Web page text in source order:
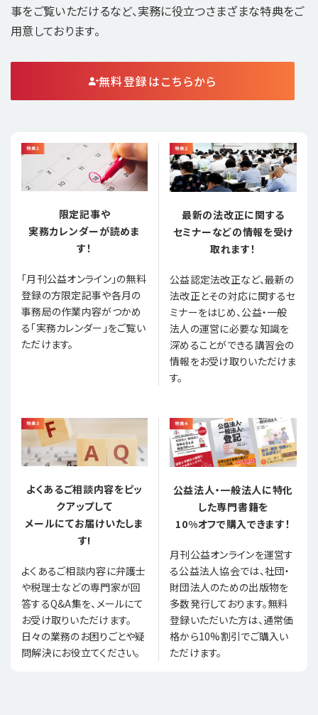
事をご覧いただけるなど、実務に役立つさまざまな特典をご
用意しております。
無料登録はこちらから
限定記事や
実務カレンダーが読めま
す！
「月刊公益オンライン」の無料
登録の方限定記事や各月の
事務局の作業内容がつかめ
る「実務カレンダー」をご覧い
ただけます。
最新の法改正に関する
セミナーなどの情報を受け
取れます！
公益認定法改正など、最新の
法改正とその対応に関するセ
ミナーをはじめ、公益・一般
法人の運営に必要な知識を
深めることができる講習会の
情報をお受け取りいただけま
す。
よくあるご相談内容をピッ
クアップして
メールにてお届けいたしま
す!
よくあるご相談内容に弁護士
や税理士などの専門家が回
答するQ&A集を、メールにて
お受け取りいただけます。
日々の業務のお困りごとや疑
問解決にお役立てください。
公益法人・一般法人に特化
した専門書籍を
10%オフで購入できます！
月刊公益オンラインを運営す
る公益法人協会では、社団・
財団法人のための出版物を
多数発行しております。無料
登録いただいた方は、通常価
格から10%割引でご購入い
ただけます。